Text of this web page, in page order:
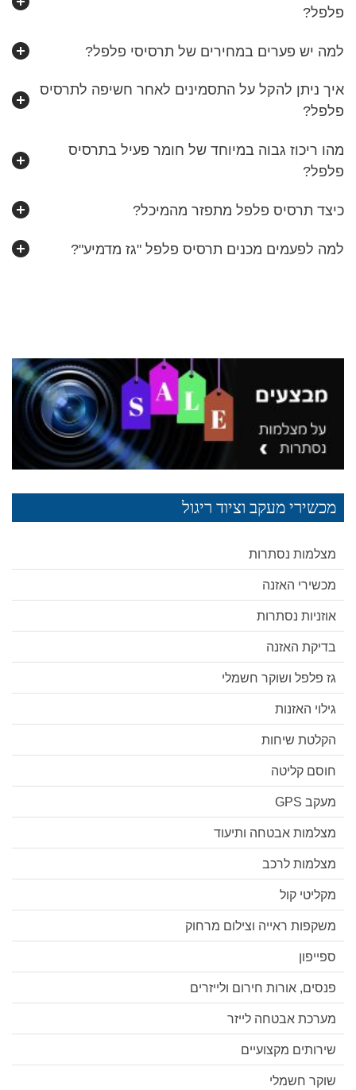
מכשירי מעקב וציוד ריגול
מצלמות נסתרות
מכשירי האזנה
אוזניות נסתרות
בדיקת האזנה
גז פלפל ושוקר חשמלי
גילוי האזנות
הקלטת שיחות
חוסם קליטה
מעקב GPS
מצלמות אבטחה ותיעוד
מצלמות לרכב
מקליטי קול
משקפות ראייה וצילום מרחוק
ספייפון
פנסים, אורות חירום ולייזרים
מערכת אבטחה לייזר
שירותים מקצועיים
שוקר חשמלי
פלפל?
למה יש פערים במחירים של תרסיסי פלפל?
איך ניתן להקל על התסמינים לאחר חשיפה לתרסיס
פלפל?
מהו ריכוז גבוה במיוחד של חומר פעיל בתרסיס
פלפל?
כיצד תרסיס פלפל מתפזר מהמיכל?
למה לפעמים מכנים תרסיס פלפל "גז מדמיע"?